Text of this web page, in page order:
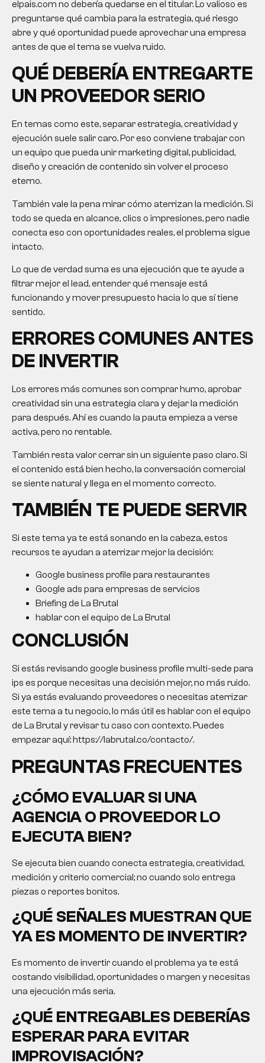
elpais.com no debería quedarse en el titular. Lo valioso es
preguntarse qué cambia para la estrategia, qué riesgo
abre y qué oportunidad puede aprovechar una empresa
antes de que el tema se vuelva ruido.
QUÉ DEBERÍA ENTREGARTE
UN PROVEEDOR SERIO
En temas como este, separar estrategia, creatividad y
ejecución suele salir caro. Por eso conviene trabajar con
un equipo que pueda unir marketing digital, publicidad,
diseño y creación de contenido sin volver el proceso
eterno.
También vale la pena mirar cómo aterrizan la medición. Si
todo se queda en alcance, clics o impresiones, pero nadie
conecta eso con oportunidades reales, el problema sigue
intacto.
Lo que de verdad suma es una ejecución que te ayude a
filtrar mejor el lead, entender qué mensaje está
funcionando y mover presupuesto hacia lo que sí tiene
sentido.
ERRORES COMUNES ANTES
DE INVERTIR
Los errores más comunes son comprar humo, aprobar
creatividad sin una estrategia clara y dejar la medición
para después. Ahí es cuando la pauta empieza a verse
activa, pero no rentable.
También resta valor cerrar sin un siguiente paso claro. Si
el contenido está bien hecho, la conversación comercial
se siente natural y llega en el momento correcto.
TAMBIÉN TE PUEDE SERVIR
Si este tema ya te está sonando en la cabeza, estos
recursos te ayudan a aterrizar mejor la decisión:
Google business profile para restaurantes
Google ads para empresas de servicios
Briefing de La Brutal
hablar con el equipo de La Brutal
CONCLUSIÓN
Si estás revisando google business profile multi-sede para
ips es porque necesitas una decisión mejor, no más ruido.
Si ya estás evaluando proveedores o necesitas aterrizar
este tema a tu negocio, lo más útil es hablar con el equipo
de La Brutal y revisar tu caso con contexto. Puedes
empezar aquí: https://labrutal.co/contacto/.
PREGUNTAS FRECUENTES
¿CÓMO EVALUAR SI UNA
AGENCIA O PROVEEDOR LO
EJECUTA BIEN?
Se ejecuta bien cuando conecta estrategia, creatividad,
medición y criterio comercial; no cuando solo entrega
piezas o reportes bonitos.
¿QUÉ SEÑALES MUESTRAN QUE
YA ES MOMENTO DE INVERTIR?
Es momento de invertir cuando el problema ya te está
costando visibilidad, oportunidades o margen y necesitas
una ejecución más seria.
¿QUÉ ENTREGABLES DEBERÍAS
ESPERAR PARA EVITAR
IMPROVISACIÓN?